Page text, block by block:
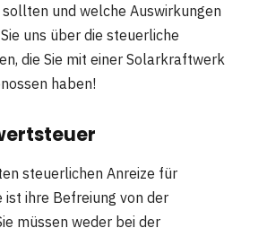
und welche Auswirkungen
uns über die steuerliche
die Sie mit einer Solarkraftwerk
haben!
steuerlichen Anreize für
ihre Befreiung von der
müssen weder bei der